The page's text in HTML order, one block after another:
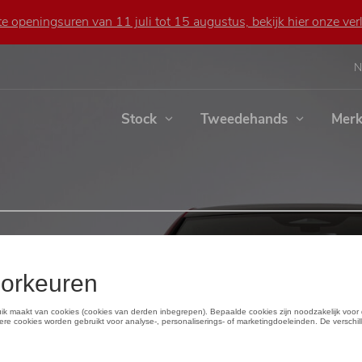
openingsuren van 11 juli tot 15 augustus, bekijk hier onze
Stock Tweedehands